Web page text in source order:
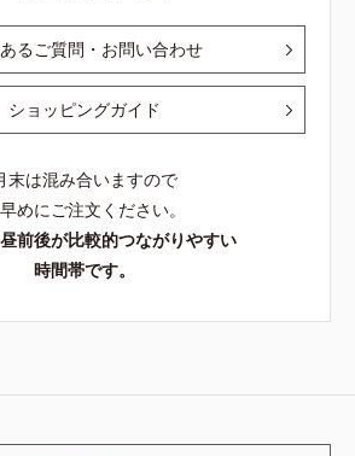
るご質問・お問い合わせ
ショッピングガイド
末は混み合いますので
めにご注文ください。
前後が比較的つながりやすい
時間帯です。